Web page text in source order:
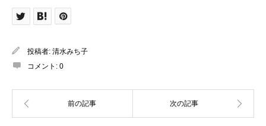
投稿者: 清水みち子
コメント: 0